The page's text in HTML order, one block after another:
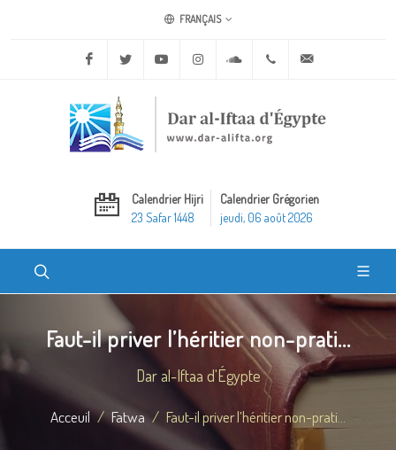
FRANÇAIS
Facebook Twitter Youtube Instagram Soundcloud+20 2 25970400
Calendrier Hijri
23 Safar 1448
Calendrier Grégorien
jeudi, 06 août 2026
Faut-il priver l’héritier non-prati...
Dar al-Iftaa d'Égypte
Acceuil Fatwa Faut-il priver l’héritier non-prati...